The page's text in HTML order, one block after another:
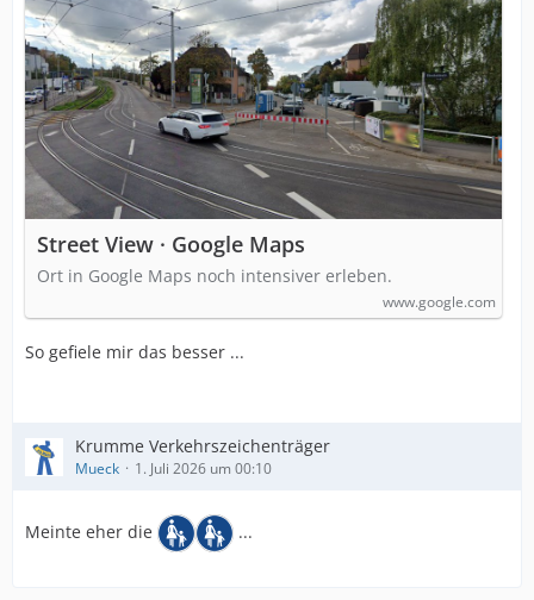
Street View · Google Maps
Ort in Google Maps noch intensiver erleben.
www.google.com
So gefiele mir das besser ...
Krumme Verkehrszeichenträger
Mueck 1. Juli 2026 um 00:10
Meinte eher die ...